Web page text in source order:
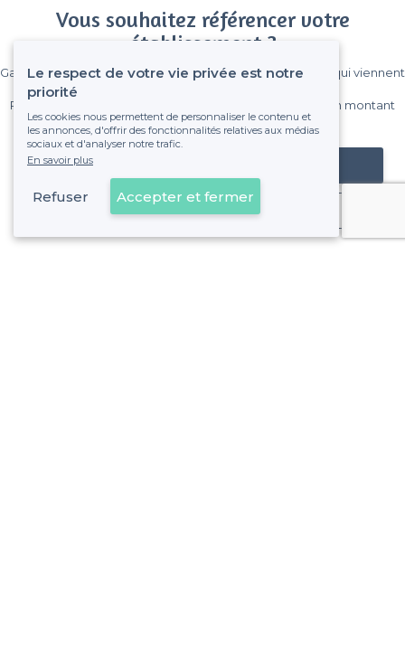
Vous souhaitez référencer votre
établissement ?
Gagnez de nombreux clients parmi le million de visiteurs qui viennent
Pas de commissions et sans engagement, vous payez un montant
fixe sans risque de voir déraper la facture.
Référencer mon établissement
Déjà client
Le respect de votre vie privée est notre
priorité
Les cookies nous permettent de personnaliser le contenu et
les annonces, d'offrir des fonctionnalités relatives aux médias
sociaux et d'analyser notre trafic.
En savoir plus
Refuser Accepter et fermer